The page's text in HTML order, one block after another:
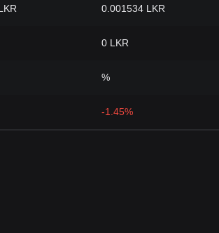
0.001534 LKR
0 LKR
%
-1.45%